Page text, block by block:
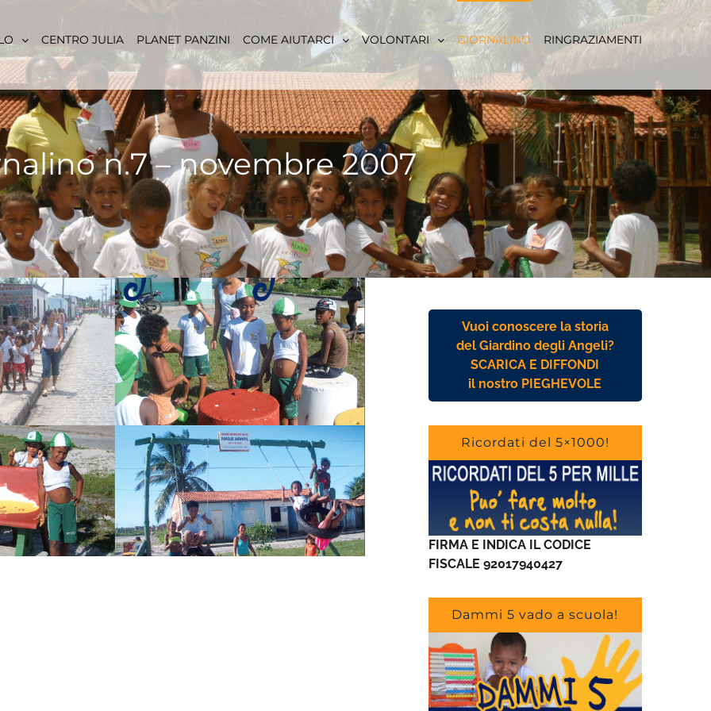
CENTRO JULIA PLANET PANZINI COME AIUTARCI VOLONTARI GIORNALINO RINGRAZIAMENTI
n.7 – novembre 2007
Vuoi conoscere la storia
del Giardino degli Angeli?
SCARICA E DIFFONDI
il nostro PIEGHEVOLE
Ricordati del 5×1000!
FIRMA E INDICA IL CODICE
FISCALE 92017940427
Dammi 5 vado a scuola!